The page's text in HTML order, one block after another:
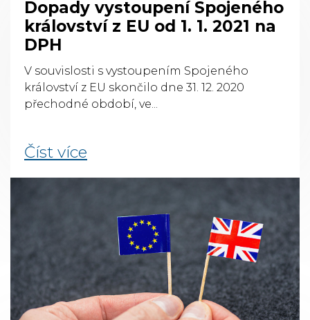
Dopady vystoupení Spojeného
království z EU od 1. 1. 2021 na
DPH
V souvislosti s vystoupením Spojeného
království z EU skončilo dne 31. 12. 2020
přechodné období, ve...
Číst více